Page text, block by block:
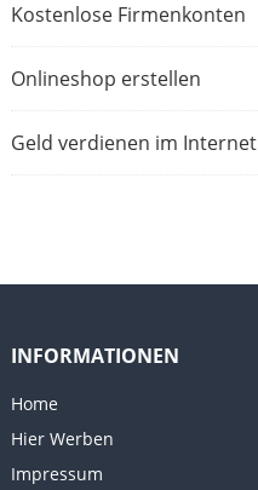
Kostenlose Firmenkonten
Onlineshop erstellen
Geld verdienen im Internet
INFORMATIONEN
Home
Hier Werben
Impressum